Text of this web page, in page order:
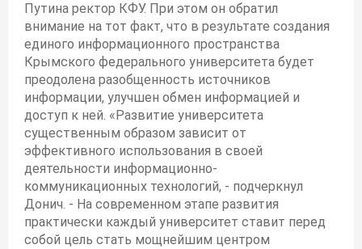
Путина ректор КФУ. При этом он обратил
внимание на тот факт, что в результате создания
единого информационного пространства
Крымского федерального университета будет
преодолена разобщенность источников
информации, улучшен обмен информацией и
доступ к ней. «Развитие университета
существенным образом зависит от
эффективного использования в своей
деятельности информационно-
коммуникационных технологий, - подчеркнул
Донич. - На современном этапе развития
практически каждый университет ставит перед
собой цель стать мощнейшим центром